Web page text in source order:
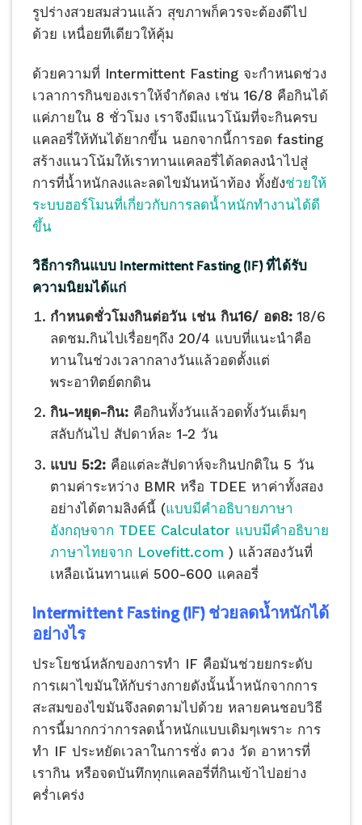
รูปร่างสวยสมส่วนแล้ว สุขภาพก็ควรจะต้องดีไป
ด้วย เหนื่อยทีเดียวให้คุ้ม
ด้วยความที่ Intermittent Fasting จะกำหนดช่วง
เวลาการกินของเราให้จำกัดลง เช่น 16/8 คือกินได้
แค่ภายใน 8 ชั่วโมง เราจึงมีแนวโน้มที่จะกินครบ
แคลอรี่ให้ทันได้ยากขึ้น นอกจากนี้การอด fasting
สร้างแนวโน้มให้เราทานแคลอรี่ได้ลดลงนำไปสู่
การที่น้ำหนักลงและลดไขมันหน้าท้อง ทั้งยังช่วยให้
ระบบฮอร์โมนที่เกี่ยวกับการลดน้ำหนักทำงานได้ดี
ขึ้น
วิธีการกินแบบ Intermittent Fasting (IF)ที่ได้รับ
ความนิยมได้แก่
กำหนดชั่วโมงกินต่อวัน เช่น กิน16/ อด8:18/6
ลดชม.กินไปเรื่อยๆถึง 20/4 แบบที่แนะนำคือ
ทานในช่วงเวลากลางวันแล้วอดตั้งแต่
พระอาทิตย์ตกดิน
กิน-หยุด-กิน: คือกินทั้งวันแล้วอดทั้งวันเต็มๆ
สลับกันไป สัปดาห์ละ 1-2 วัน
แบบ5:2: คือแต่ละสัปดาห์จะกินปกติใน 5 วัน
ตามค่าระหว่าง BMR หรือ TDEE หาค่าทั้งสอง
อย่างได้ตามลิงค์นี้ (แบบมีคำอธิบายภาษา
อังกฤษจาก TDEE Calculator แบบมีคำอธิบาย
ภาษาไทยจาก Lovefitt.com) แล้วสองวันที่
เหลือเน้นทานแค่ 500-600 แคลอรี่
Intermittent Fasting (IF) ช่วยลดน้ำหนักได้
อย่างไร
ประโยชน์หลักของการทำ IF คือมันช่วยยกระดับ
การเผาไขมันให้กับร่างกายดังนั้นน้ำหนักจากการ
สะสมของไขมันจึงลดตามไปด้วย หลายคนชอบวิธี
การนี้มากกว่าการลดน้ำหนักแบบเดิมๆเพราะ การ
ทำ IF ประหยัดเวลาในการชั่ง ตวง วัด อาหารที่
เรากิน หรือจดบันทึกทุกแคลอรี่ที่กินเข้าไปอย่าง
คร่ำเคร่ง